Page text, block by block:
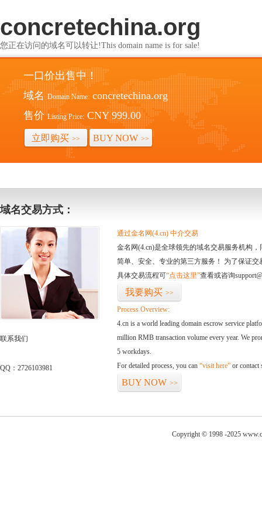
concretechina.org
您正在访问的域名可以转让!This domain name is for sale!
一口价出售中！
域名 Domain Name: concretechina.org
售价 Listing Price: CNY 999.00
立即购买 >> BUY NOW >>
域名交易方式：
联系我们
QQ：2726103981
通过金名网(4.cn) 中介交易
金名网(4.cn)是全球领先的域名交易服务机构
简单、安全、专业的第三方服务！ 为了保证
具体交易流程可“点击这里”查看或咨询
我要购买 >>
Process Overview:
4.cn is a world leading domain escrow service
million RMB transaction volume every year. We
5 workdays.
For detailed process, you can “visit here” or contact
BUY NOW >>
Copyright © 1998 -2025